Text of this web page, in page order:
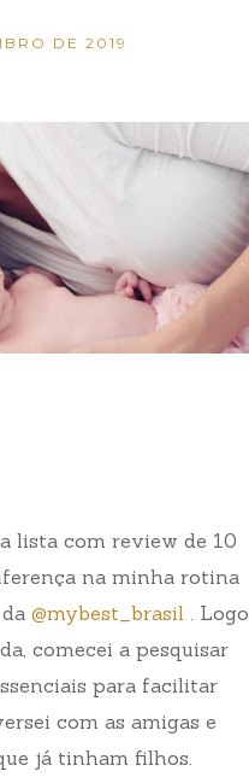
DE 2019
lista com review de 10
na minha rotina
@mybest_brasil . Logo
comecei a pesquisar
para facilitar
com as amigas e
já tinham filhos.